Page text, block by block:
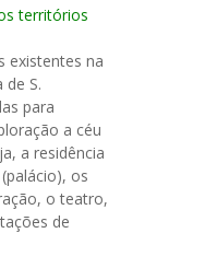
territórios
existentes na
de S.
para
a céu
a residência
os
o teatro,
de